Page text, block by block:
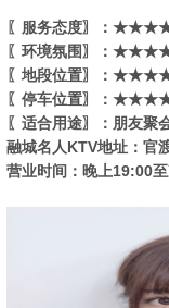
〖服务态度〗：
〖环境氛围〗：
〖地段位置〗：
〖停车位置〗：
〖适合用途〗：朋友聚
融城名人KTV地址：官
营业时间：晚上19:00